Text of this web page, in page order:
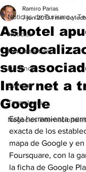
Noticias de Turismo y
Noticias
Herramientas
Destinos
Eventos
Tecnología
Negocios
Ashotel
sus
Internet a
Google
Ramiro Parias
7 jun 2013 1 min de
Esta herramienta
exacta de los
mapa de Google y
Foursquare, con la
la ficha de Google